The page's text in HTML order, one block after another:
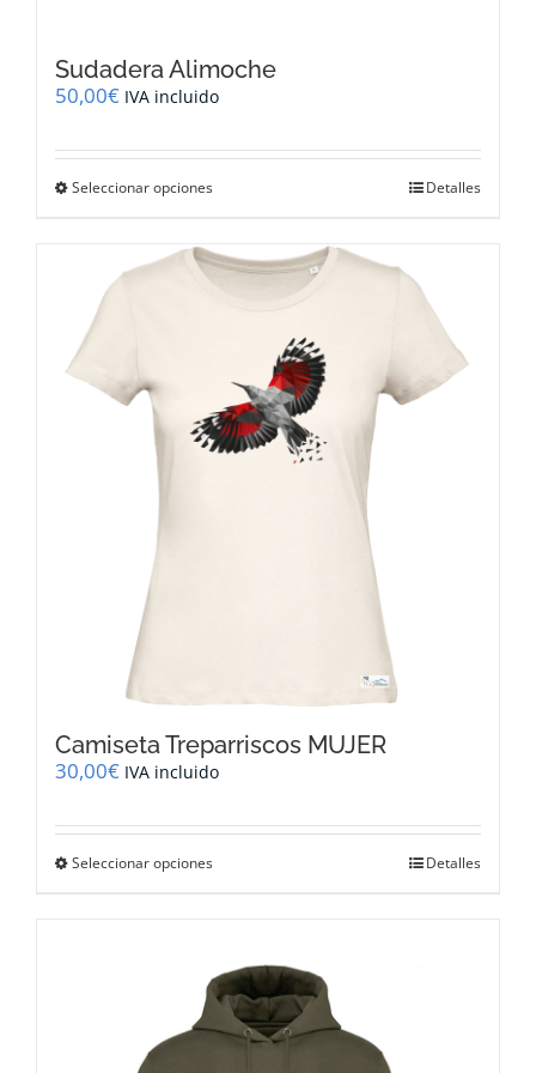
Sudadera Alimoche
50,00€ IVA incluido
Seleccionar opciones
múltiples
variantes.
opciones
pueden
elegir
en
la
Detalles
Camiseta Treparriscos MUJER
30,00€ IVA incluido
Seleccionar opciones
variantes.
Las
opciones
se
Detalles